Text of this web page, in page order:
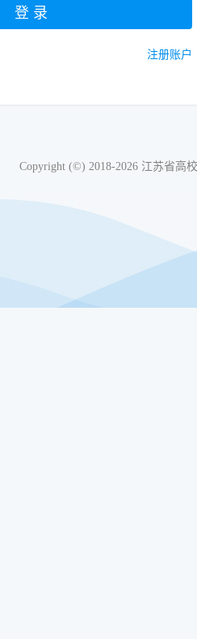
注册账户
Copyright (©) 2018-2026 江苏省高